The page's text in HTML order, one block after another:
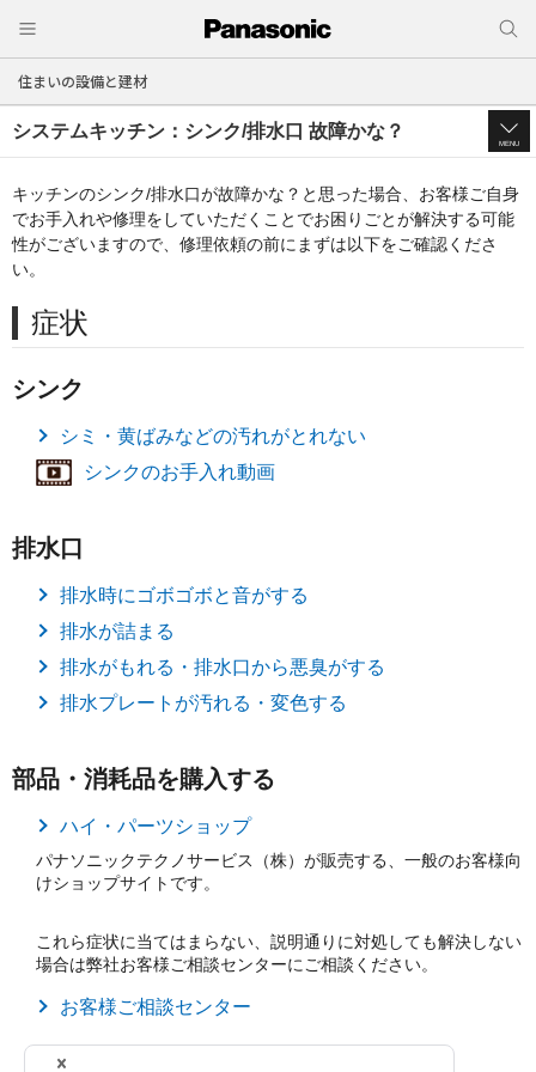
住まいの設備と建材
システムキッチン：シンク/排水口 故障かな？
MENU
キッチンのシンク/排水口が故障かな？と思った場合、 お客様ご自身
でお手入れや修理をしていただくことでお困りごとが解決する可能
性がございますので、 修理依頼の前にまずは以下をご確認くださ
い。
症状
シンク
シミ・黄ばみなどの汚れがとれない
シンクのお手入れ動画
排水口
排水時にゴボゴボと音がする
排水が詰まる
排水がもれる・排水口から悪臭がする
排水プレートが汚れる・変色する
部品・消耗品を購入する
ハイ・パーツショップ
パナソニックテクノサービス（株）が販売する、一般のお客様向
けショップサイトです。
これら症状に当てはまらない、説明通りに対処しても解決しない
場合は弊社お客様ご相談センターにご相談ください。
お客様ご相談センター